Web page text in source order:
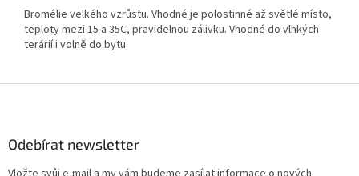
Bromélie velkého vzrůstu. Vhodné je polostinné až světlé místo,
teploty mezi 15 a 35C, pravidelnou zálivku. Vhodné do vlhkých
terárií i volně do bytu.
Odebírat newsletter